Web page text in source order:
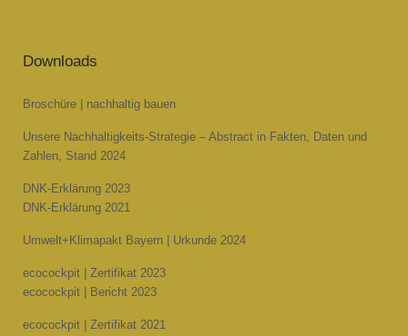
Downloads
Broschüre | nachhaltig bauen
Unsere Nachhaltigkeits-Strategie – Abstract in Fakten, Daten und
Zahlen, Stand 2024
DNK-Erklärung 2023
DNK-Erklärung 2021
Umwelt+Klimapakt Bayern | Urkunde 2024
ecocockpit | Zertifikat 2023
ecocockpit | Bericht 2023
ecocockpit | Zertifikat 2021